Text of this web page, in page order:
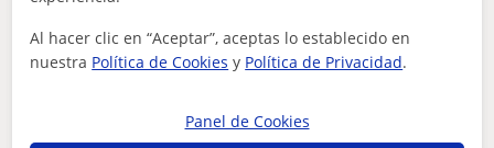
para corregir los examenes oficiales del DELF y DALF.
Contactar
Al hacer clic en “Aceptar”, aceptas lo establecido en
nuestra Política de Cookies y Política de Privacidad.
Panel de Cookies